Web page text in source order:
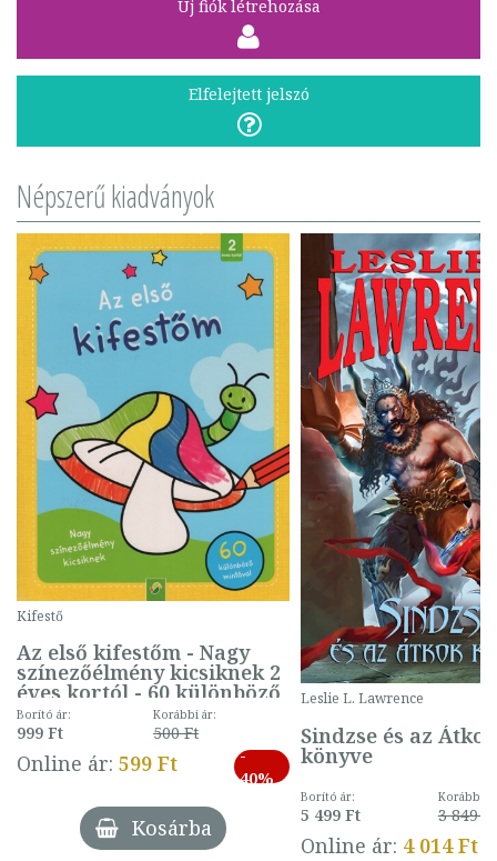
Új fiók létrehozása
Elfelejtett jelszó
Népszerű kiadványok
Kifestő
Az első kifestőm - Nagy
színezőélmény kicsiknek 2
éves kortól - 60 különböző
mintával (gombás)
Borító ár:
999 Ft
Korábbi ár:
500 Ft
Online ár: 599 Ft
-
40%
Kosárba
Leslie L. Lawrence
Sindzse és az Átkok
könyve
Borító ár:
5 499 Ft
Korábbi
3 849 Ft
Online ár: 4 014 Ft